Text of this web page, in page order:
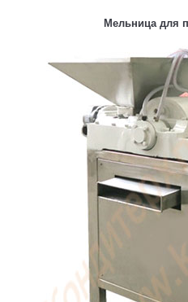
Мельница для